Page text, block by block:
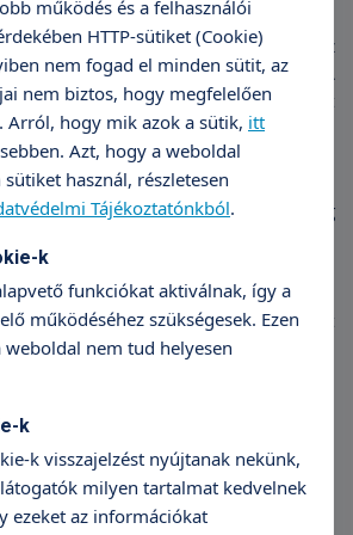
re, mert úgy éreztem, hogy az orvosi
így felvettem néhány bölcsész
sok mindenre van kapacitása. A
n ismertem meg. Aztán egy szombat
a Molnár utcai táncházban,
kórusfellépésemen találkoztunk. Nem
miatt ült a közönség soraiban.
köszönhetően ismerhettük meg
17 éve vagyunk házasok. A zene azóta is
otthon egy zongoránk, azon szoktam
fuvolázik, a fiaim klasszikus gitárt
együtt zenélni. A kedvenceim azonban a
sokféle van otthon belőlük.
Egyetem mellett
ideje és energiája
is?
működés és a felhasználói
HTTP-sütiket (Cookie)
nem fogad el minden sütit, az
nem biztos, hogy megfelelően
hogy mik azok a sütik, itt
Azt, hogy a weboldal
használ, részletesen
Tájékoztatónkból.
k
funkciókat aktiválnak, így a
működéséhez szükségesek. Ezen
nem tud helyesen
k
k visszajelzést nyújtanak nekünk,
milyen tartalmat kedvelnek
ezeket az információkat